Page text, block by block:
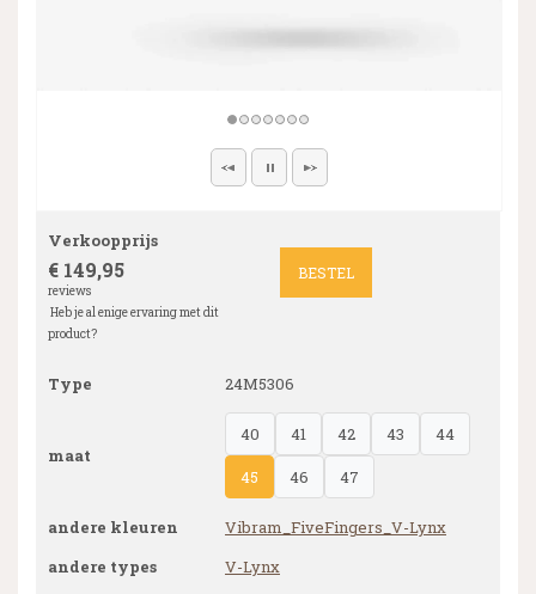
Verkoopprijs
€ 149,95
reviews
Heb je al enige ervaring met dit
product?
BESTEL
Type 24M5306
maat
40 41 42 43
44
45
46 47
andere kleuren
Vibram_FiveFingers_V-Lynx
andere types
V-Lynx